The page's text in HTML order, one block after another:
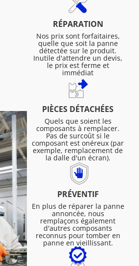
RÉPARATION
Nos prix sont forfaitaires,
quelle que soit la panne
détectée sur le produit.
Inutile d'attendre un devis,
le prix est ferme et
immédiat
PIÈCES DÉTACHÉES
Quels que soient les
composants à remplacer.
Pas de surcoût si le
composant est onéreux (par
exemple, remplacement de
la dalle d'un écran).
PRÉVENTIF
En plus de réparer la panne
annoncée, nous
remplaçons également
d'autres composants
reconnus pour tomber en
panne en vieillissant.